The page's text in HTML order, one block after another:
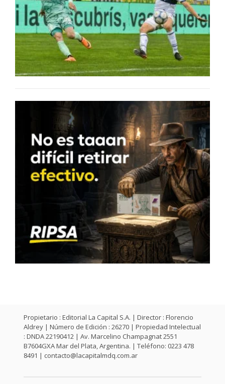
Propietario : Editorial La Capital S.A. | Director : Florencio
Aldrey | Número de Edición : 26270 | Propiedad Intelectual
: DNDA 22190412 | Av. Marcelino Champagnat 2551
B7604GXA Mar del Plata, Argentina. | Teléfono: 0223 478
8491 | contacto@lacapitalmdq.com.ar